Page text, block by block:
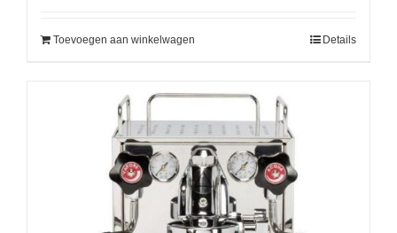
Toevoegen aan winkelwagen Details